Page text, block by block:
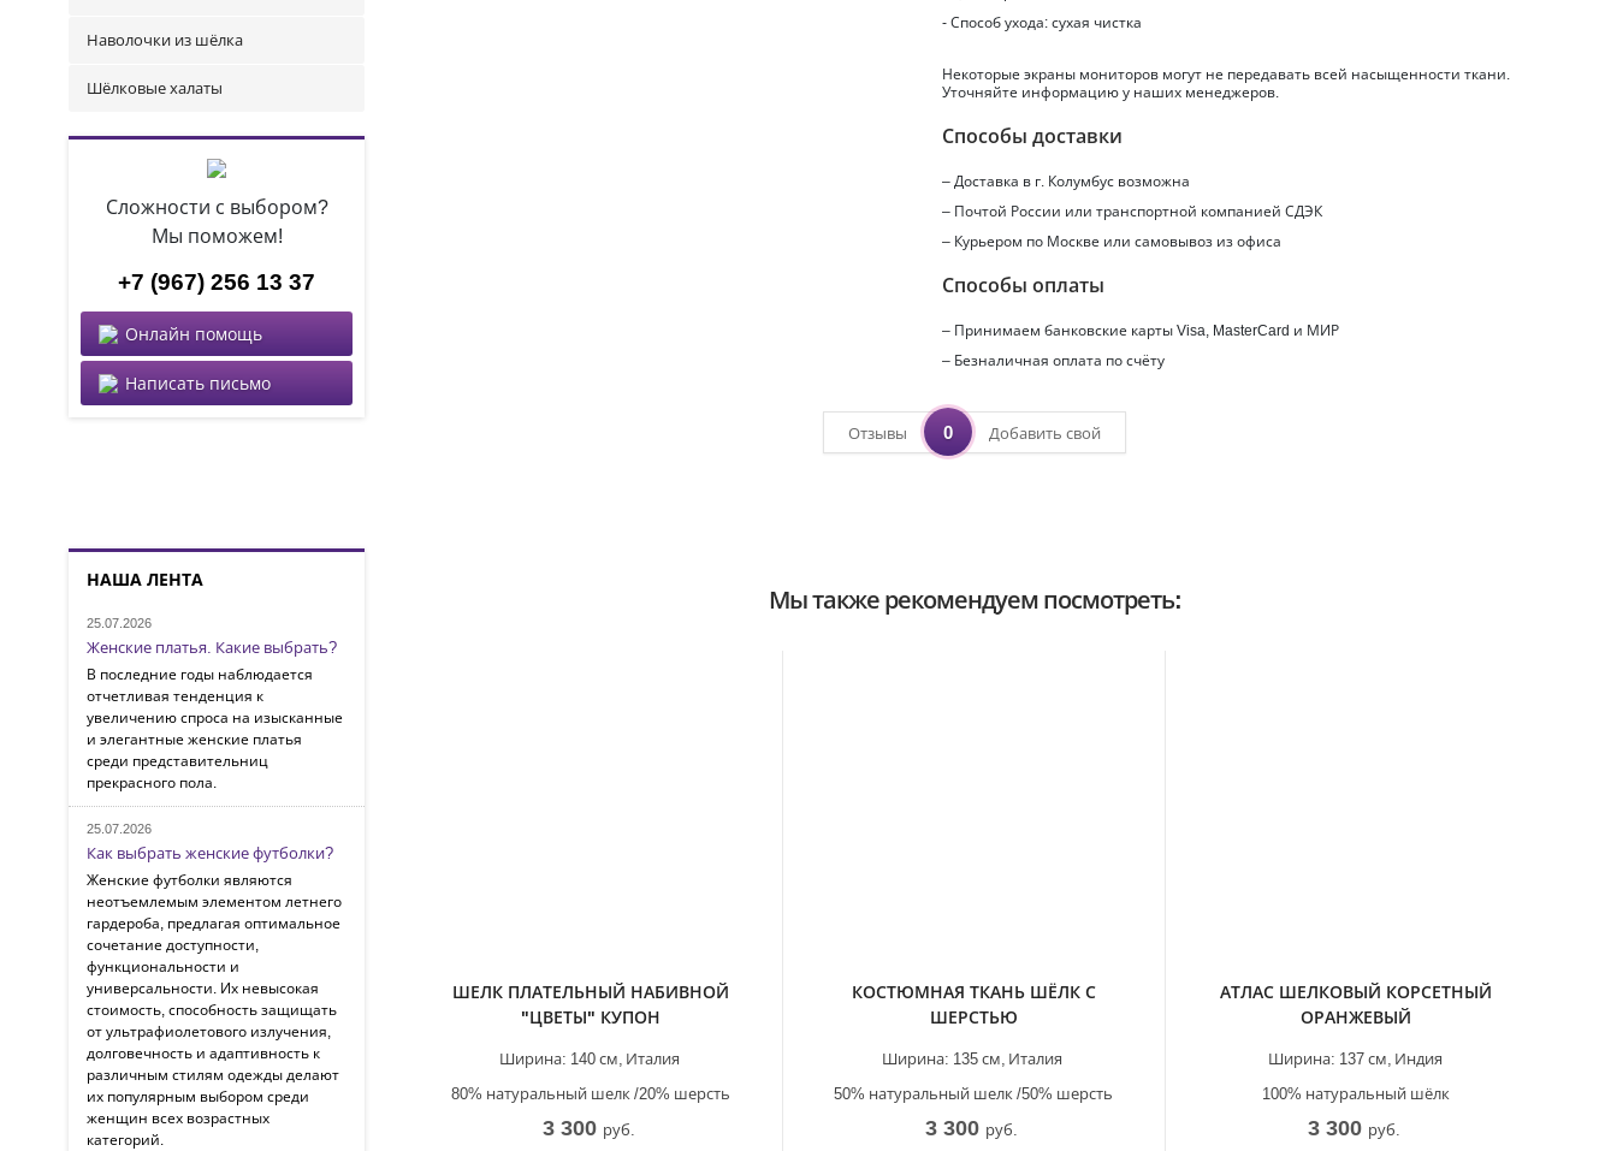
Наволочки из шёлка
Шёлковые халаты
Сложности с выбором?
Мы поможем!
+7 (967) 256 13 37
Онлайн помощь
Написать письмо
НАША ЛЕНТА
25.07.2026
Женские платья. Какие выбрать?
В последние годы наблюдается
отчетливая тенденция к
увеличению спроса на изысканные
и элегантные женские платья
среди представительниц
прекрасного пола.
25.07.2026
Как выбрать женские футболки?
Женские футболки являются
неотъемлемым элементом летнего
гардероба, предлагая оптимальное
сочетание доступности,
функциональности и
универсальности. Их невысокая
стоимость, способность защищать
от ультрафиолетового излучения,
долговечность и адаптивность к
различным стилям одежды делают
их популярным выбором среди
женщин всех возрастных
категорий.
- Способ ухода: сухая чистка
Некоторые экраны мониторов могут не передавать всей насыщенности ткани.
Уточняйте информацию у наших менеджеров.
Способы доставки
– Доставка в г. Колумбус возможна
– Почтой России или транспортной компанией СДЭК
– Курьером по Москве или самовывоз из офиса
Способы оплаты
– Принимаем банковские карты Visa, MasterCard и МИР
– Безналичная оплата по счёту
Отзывы 0 Добавить свой
Мы также рекомендуем посмотреть:
ШЕЛК ПЛАТЕЛЬНЫЙ НАБИВНОЙ
"ЦВЕТЫ" КУПОН
Италия
Ширина: 140 см,
80% натуральный шелк /20% шерсть
3 300 руб.
КОСТЮМНАЯ ТКАНЬ ШЁЛК С
ШЕРСТЬЮ
Италия
Ширина: 135 см,
50% натуральный шелк /50% шерсть
3 300 руб.
АТЛАС ШЕЛКОВЫЙ КОРСЕТНЫЙ
ОРАНЖЕВЫЙ
Индия
Ширина: 137 см,
100% натуральный шёлк
3 300 руб.